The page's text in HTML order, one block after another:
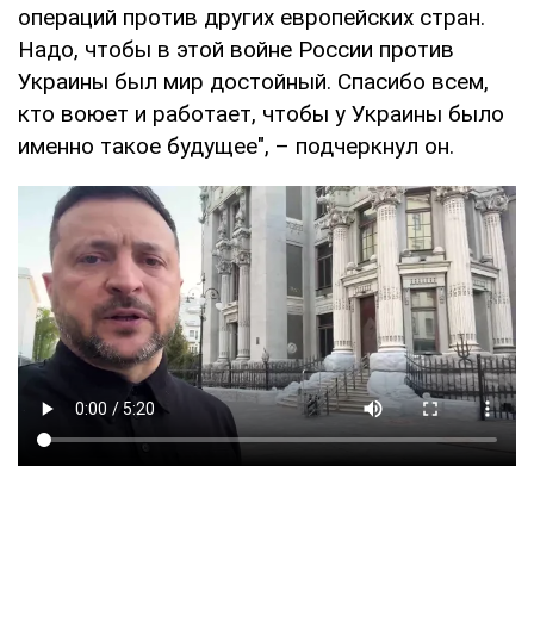
операций против других европейских стран.
Надо, чтобы в этой войне России против
Украины был мир достойный. Спасибо всем,
кто воюет и работает, чтобы у Украины было
именно такое будущее", – подчеркнул он.